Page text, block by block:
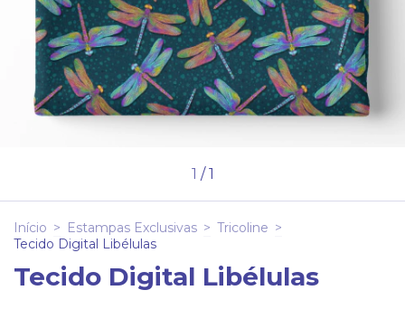
1 /1
Início > Estampas Exclusivas > Tricoline >
Tecido Digital Libélulas
Tecido Digital Libélulas